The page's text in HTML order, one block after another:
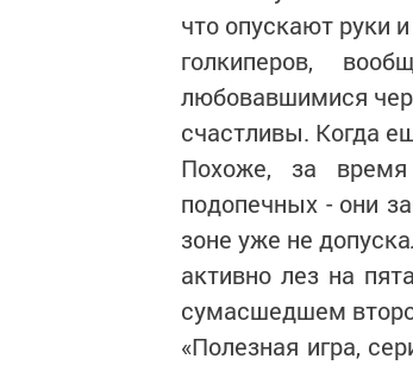
что опускают руки
голкиперов,
любовавшимися
счастливы. Когда
Похоже, за время
подопечных - они
зоне уже не
активно лез на
сумасшедшем
«Полезная игра,